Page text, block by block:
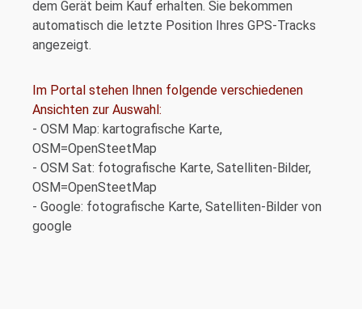
dem Gerät beim Kauf erhalten. Sie bekommen
automatisch die letzte Position Ihres GPS-Tracks
angezeigt.
Im Portal stehen Ihnen folgende verschiedenen
Ansichten zur Auswahl:
- OSM Map: kartografische Karte,
OSM=OpenSteetMap
- OSM Sat: fotografische Karte, Satelliten-Bilder,
OSM=OpenSteetMap
- Google: fotografische Karte, Satelliten-Bilder von
google